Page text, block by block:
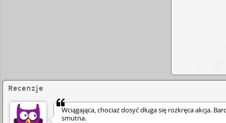
Recenzje
Wciągająca, chociaż dosyć długa się rozkręca akcja.
smutna.